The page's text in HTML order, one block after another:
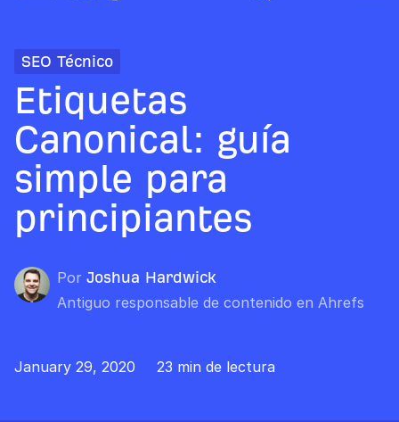
SEO Técnico
Etiquetas
Canonical: guía
simple para
principiantes
Por Joshua Hardwick
Antiguo responsable de contenido en Ahrefs
January 29, 2020 23 min de lectura